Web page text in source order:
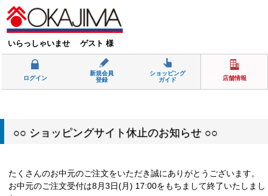
いらっしゃいませ ゲスト 様
ログイン
新規会員
登録
ショッピング
ガイド
店舗情報
○○ ショッピングサイト休止のお知らせ ○○
たくさんのお中元のご注文をいただき誠にありがとうございます。
お中元のご注文受付は8月3日(月) 17:00をもちまして終了いたしまし